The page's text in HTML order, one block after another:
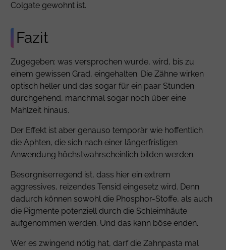
Colgate gewohnt ist.
Fazit
Zugegeben: was versprochen wurde, wird, bis zu
einem gewissen Grad, eingehalten. Die Zähne wirken
optisch heller und das sogar für ein paar Stunden
durchgehend, manchmal sogar noch über eine
Mahlzeit hinaus.
Der Effekt ist aber genauso temporär wie hoffentlich
die Aphten, die sich nach einer längerfristigen
Anwendung höchstwahrscheinlich bilden werden.
Besorgniserregend ist, dass hier ein extrem
aggressives, reizendes Tensid eingesetz wird. Denn
dadurch können sowohl die Phosphor-Stoffe, als auch
die Pigmente potenziell durch die Schleimhäute
aufgenommen werden. Und das kann böse enden.
Wer es zwingend nötig hat, darf die Zahnpasta mal